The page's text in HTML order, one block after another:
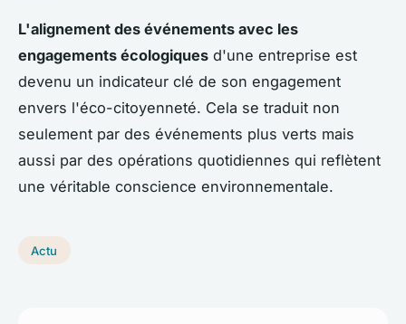
L'alignement des événements avec les
engagements écologiques d'une entreprise est
devenu un indicateur clé de son engagement
envers l'éco-citoyenneté. Cela se traduit non
seulement par des événements plus verts mais
aussi par des opérations quotidiennes qui reflètent
une véritable conscience environnementale.
Actu